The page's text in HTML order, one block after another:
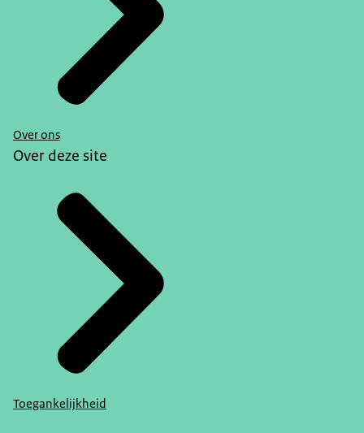
Over ons
Over deze site
Toegankelijkheid